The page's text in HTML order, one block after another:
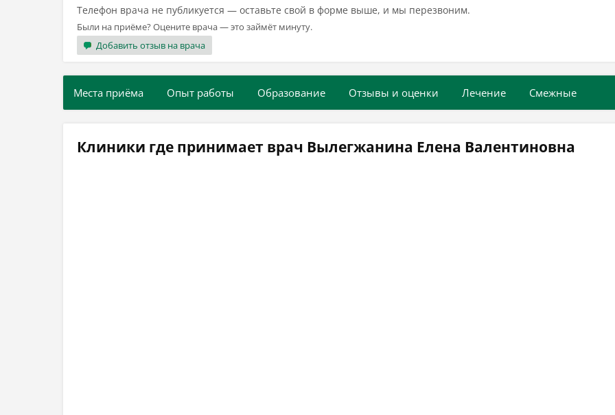
Телефон врача не публикуется — оставьте свой в форме выше, и мы перезвоним.
Были на приёме? Оцените врача — это займёт минуту.
Добавить отзыв на врача
Места приёма Опыт работы Образование Отзывы и оценки Лечение Смежные
Клиники где принимает врач Вылегжанина Елена Валентиновна